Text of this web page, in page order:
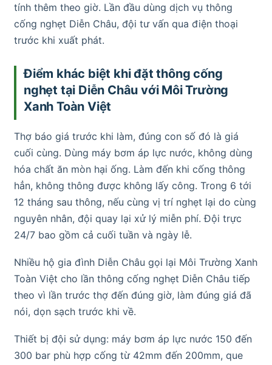
tính thêm theo giờ. Lần đầu dùng dịch vụ thông
cống nghẹt Diễn Châu, đội tư vấn qua điện thoại
trước khi xuất phát.
Điểm khác biệt khi đặt thông cống
nghẹt tại Diễn Châu với Môi Trường
Xanh Toàn Việt
Thợ báo giá trước khi làm, đúng con số đó là giá
cuối cùng. Dùng máy bơm áp lực nước, không dùng
hóa chất ăn mòn hại ống. Làm đến khi cống thông
hẳn, không thông được không lấy công. Trong 6 tới
12 tháng sau thông, nếu cùng vị trí nghẹt lại do cùng
nguyên nhân, đội quay lại xử lý miễn phí. Đội trực
24/7 bao gồm cả cuối tuần và ngày lễ.
Nhiều hộ gia đình Diễn Châu gọi lại Môi Trường Xanh
Toàn Việt cho lần thông cống nghẹt Diễn Châu tiếp
theo vì lần trước thợ đến đúng giờ, làm đúng giá đã
nói, dọn sạch trước khi về.
Thiết bị đội sử dụng: máy bơm áp lực nước 150 đến
300 bar phù hợp cống từ 42mm đến 200mm, que